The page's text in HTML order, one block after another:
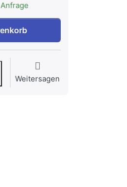
Steamer BlackGlass HI8 zu
Weitersagen